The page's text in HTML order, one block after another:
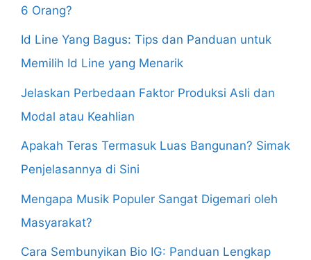
6 Orang?
Id Line Yang Bagus: Tips dan Panduan untuk
Memilih Id Line yang Menarik
Jelaskan Perbedaan Faktor Produksi Asli dan
Modal atau Keahlian
Apakah Teras Termasuk Luas Bangunan? Simak
Penjelasannya di Sini
Mengapa Musik Populer Sangat Digemari oleh
Masyarakat?
Cara Sembunyikan Bio IG: Panduan Lengkap